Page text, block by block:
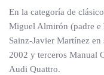
En la categoría de
Miguel Almirón (padre e
Sainz-Javier Martínez
2002 y terceros Manual
Audi Quattro.